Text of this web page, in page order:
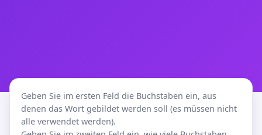
Geben Sie im ersten Feld die Buchstaben ein, aus
denen das Wort gebildet werden soll (es müssen nicht
alle verwendet werden).